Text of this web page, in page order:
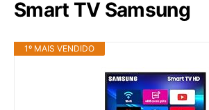
Smart TV Samsung
1º MAIS VENDIDO